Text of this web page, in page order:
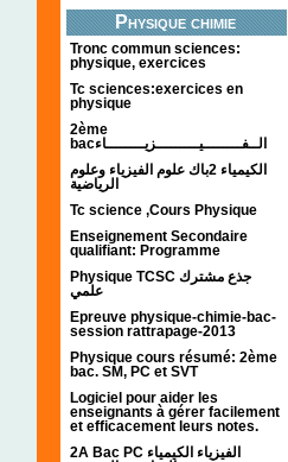
Physique chimie
Tronc commun sciences:
physique, exercices
Tc sciences:exercices en
physique
2ème
bacالــفــــــــيـــــــــزيــــــــاء
الكيمياء 2باك علوم الفيزياء وعلوم
الرياضية
Tc science ,Cours Physique
Enseignement Secondaire
qualifiant: Programme
Physique TCSC جذع مشترك
علمي
Epreuve physique-chimie-bac-
session rattrapage-2013
Physique cours résumé: 2ème
bac. SM, PC et SVT
Logiciel pour aider les
enseignants à gérer facilement
et efficacement leurs notes.
2A Bac PC الفيزياء الكيمياء